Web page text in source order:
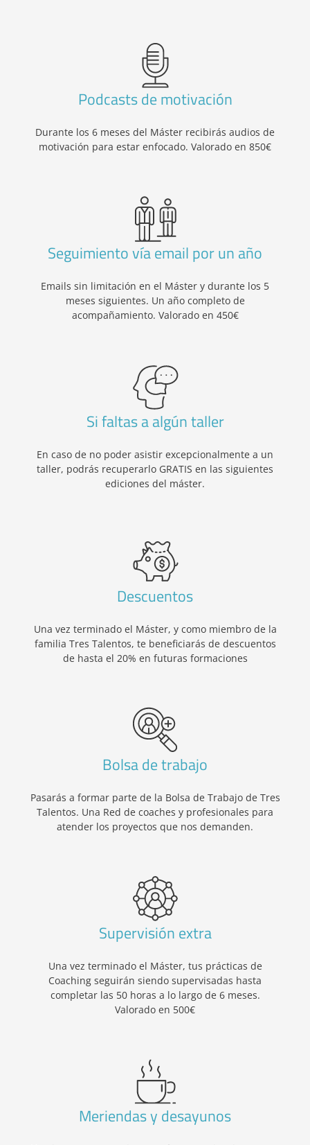
Podcasts de motivación
Durante los 6 meses del Máster recibirás audios de
motivación para estar enfocado. Valorado en 850€
Seguimiento vía email por un año
Emails sin limitación en el Máster y durante los 5
meses siguientes. Un año completo de
acompañamiento. Valorado en 450€
Si faltas a algún taller
En caso de no poder asistir excepcionalmente a un
taller, podrás recuperarlo GRATIS en las siguientes
ediciones del máster.
Descuentos
Una vez terminado el Máster, y como miembro de la
familia Tres Talentos, te beneficiarás de descuentos
de hasta el 20% en futuras formaciones
Bolsa de trabajo
Pasarás a formar parte de la Bolsa de Trabajo de Tres
Talentos. Una Red de coaches y profesionales para
atender los proyectos que nos demanden.
Supervisión extra
Una vez terminado el Máster, tus prácticas de
Coaching seguirán siendo supervisadas hasta
completar las 50 horas a lo largo de 6 meses.
Valorado en 500€
Meriendas y desayunos